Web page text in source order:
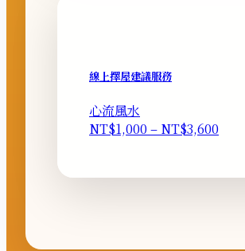
線上擇屋建議服務
心流風水
NT$1,000 – NT$3,600
圍：